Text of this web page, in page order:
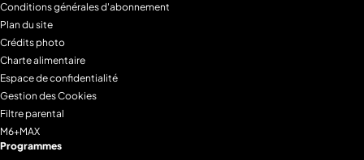
Conditions générales d'abonnement
Plan du site
Crédits photo
Charte alimentaire
Espace de confidentialité
Gestion des Cookies
Filtre parental
M6+MAX
Programmes